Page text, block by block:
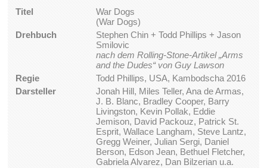
Titel
War Dogs
(War Dogs)
Drehbuch
Stephen Chin + Todd Phillips + Jason
Smilovic
nach dem Rolling-Stone-Artikel „Arms
and the Dudes“ von Guy Lawson
Regie
Todd Phillips, USA, Kambodscha 2016
Darsteller
Jonah Hill, Miles Teller, Ana de Armas,
J. B. Blanc, Bradley Cooper, Barry
Livingston, Kevin Pollak, Eddie
Jemison, David Packouz, Patrick St.
Esprit, Wallace Langham, Steve Lantz,
Gregg Weiner, Julian Sergi, Daniel
Berson, Edson Jean, Bethuel Fletcher,
Gabriela Alvarez, Dan Bilzerian u.a.